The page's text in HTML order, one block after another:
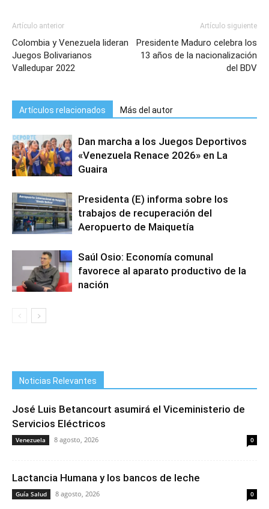
Artículo anterior
Colombia y Venezuela lideran
Juegos Bolivarianos
Valledupar 2022
Artículo siguiente
Presidente Maduro celebra los
13 años de la nacionalización
del BDV
Artículos relacionados Más del autor
Dan marcha a los Juegos Deportivos
«Venezuela Renace 2026» en La
Guaira
Presidenta (E) informa sobre los
trabajos de recuperación del
Aeropuerto de Maiquetía
Saúl Osio: Economía comunal
favorece al aparato productivo de la
nación
Noticias Relevantes
José Luis Betancourt asumirá el Viceministerio de
Servicios Eléctricos
Venezuela 8 agosto, 2026 0
Lactancia Humana y los bancos de leche
Guía Salud 8 agosto, 2026 0